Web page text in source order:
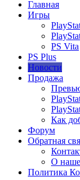
Главная
Игры
PS Vita
PS Plus
Новости
Продажа
Как
Форум
Обратная
О
Политика